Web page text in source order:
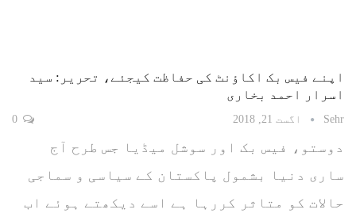
اپنے فیس بک اکاؤنٹ کی حفاظت کیجئے، تحریر: سید
اسرار احمد بخاری
Sehr اگست 21, 2018
دوستو، فیس بک اور سوشل میڈیا جس طرح آج
ساری دنیا بشمول پاکستان کے سیاسی و سماجی
حالات کو متاثر کررہا ہے اسے دیکھتے ہوئے اب